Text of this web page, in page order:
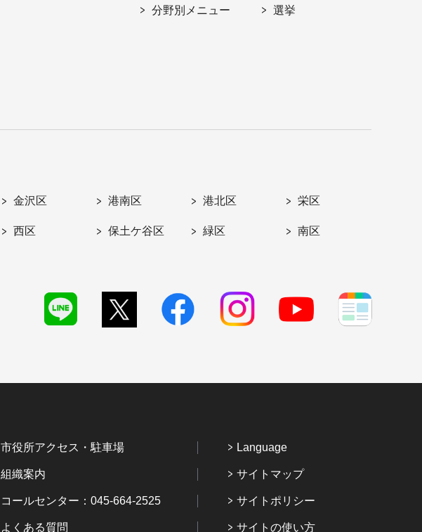
分野別メニュー 選挙
金沢区 港南区 港北区 栄区
西区 保土ケ谷区 緑区 南区
市役所アクセス・駐車場
組織案内
コールセンター：045-664-2525
よくある質問
Language
サイトマップ
サイトポリシー
サイトの使い方